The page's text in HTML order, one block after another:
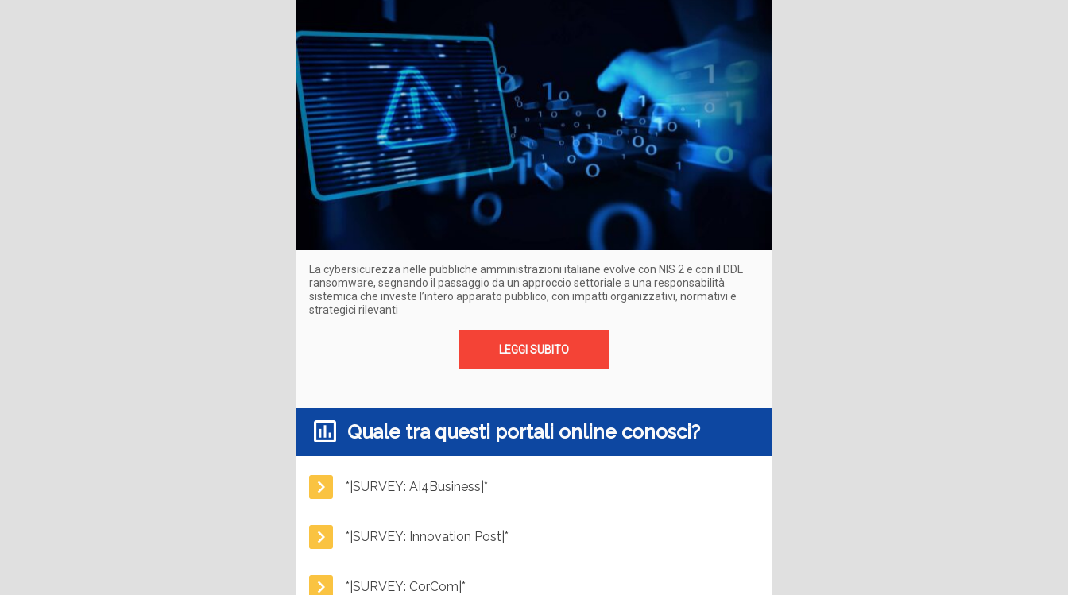
La cybersicurezza nelle pubbliche amministrazioni italiane evolve con NIS 2 e con il DDL
ransomware, segnando il passaggio da un approccio settoriale a una responsabilità
sistemica che investe l’intero apparato pubblico, con impatti organizzativi, normativi e
strategici rilevanti
LEGGI SUBITO
Quale tra questi portali online conosci?
*|SURVEY: AI4Business|*
*|SURVEY: Innovation Post|*
*|SURVEY: CorCom|*